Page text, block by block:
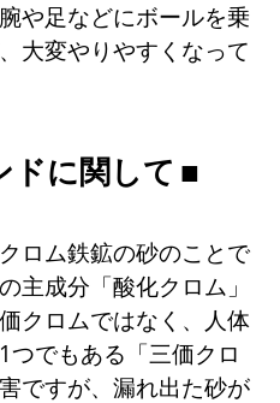
や足などにボールを乗
大変やりやすくなって
ドに関して
ロム鉄鉱の砂のことで
主成分「酸化クロム」
クロムではなく、人体
つでもある「三価クロ
ですが、漏れ出た砂が